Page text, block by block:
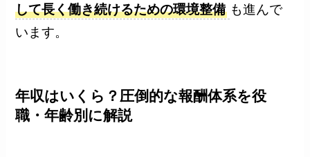
して長く働き続けるための環境整備 も進んで
います。
年収はいくら？圧倒的な報酬体系を役
職・年齢別に解説